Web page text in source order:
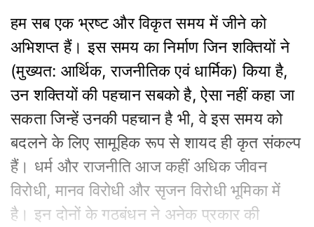
हम सब एक भ्रष्ट और विकृत समय में जीने को
अभिशप्त हैं। इस समय का निर्माण जिन शक्तियों ने
(मुख्यत: आर्थिक, राजनीतिक एवं धार्मिक) किया है,
उन शक्तियों की पहचान सबको है, ऐसा नहीं कहा जा
सकता जिन्हें उनकी पहचान है भी, वे इस समय को
बदलने के लिए सामूहिक रूप से शायद ही कृत संकल्प
हैं। धर्म और राजनीति आज कहीं अधिक जीवन
विरोधी, मानव विरोधी और सृजन विरोधी भूमिका में
है। इन दोनों के गठबंधन ने अनेक प्रकार की